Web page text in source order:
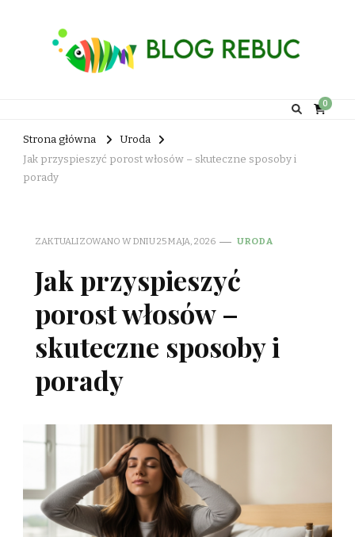
0
Strona główna
Uroda
Jak przyspieszyć porost włosów – skuteczne sposoby i
porady
ZAKTUALIZOWANO W DNIU25 MAJA, 2026 URODA
Jak przyspieszyć
porost włosów –
skuteczne sposoby i
porady